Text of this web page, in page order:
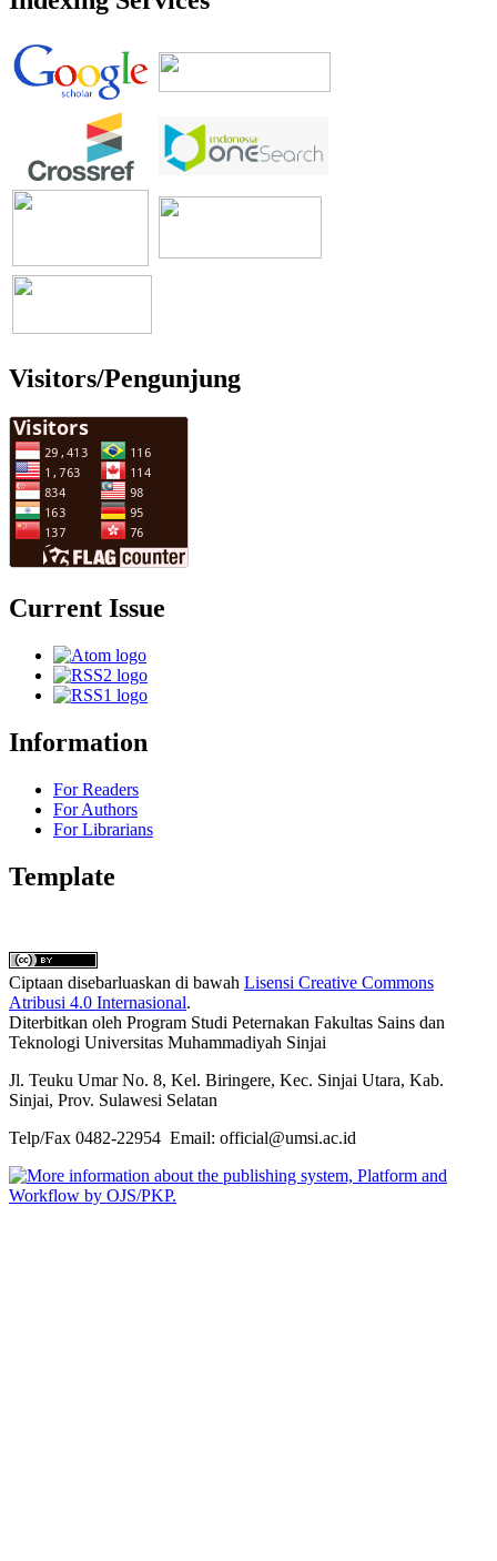
Visitors/Pengunjung
Current Issue
Information
For Readers
For Authors
For Librarians
Template
Ciptaan disebarluaskan di bawah Lisensi Creative Commons
Atribusi 4.0 Internasional.
Diterbitkan oleh Program Studi Peternakan Fakultas Sains dan
Teknologi Universitas Muhammadiyah Sinjai
Jl. Teuku Umar No. 8, Kel. Biringere, Kec. Sinjai Utara, Kab.
Sinjai, Prov. Sulawesi Selatan
Telp/Fax 0482-22954 Email: official@umsi.ac.id